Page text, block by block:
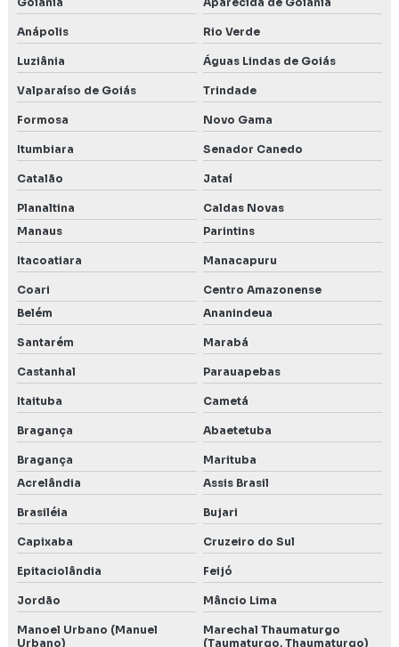
Anápolis Rio Verde
Luziânia Águas Lindas de Goiás
Valparaíso de Goiás Trindade
Formosa Novo Gama
Itumbiara Senador Canedo
Catalão Jataí
Planaltina
Caldas Novas
Manaus
Parintins
Itacoatiara Manacapuru
Coari
Centro Amazonense
Belém
Ananindeua
Santarém Marabá
Castanhal Parauapebas
Itaituba Cametá
Bragança Abaetetuba
Bragança
Marituba
Acrelândia
Assis Brasil
Brasiléia Bujari
Capixaba Cruzeiro do Sul
Epitaciolândia Feijó
Jordão Mâncio Lima
Manoel Urbano (Manuel
Urbano)
Marechal Thaumaturgo
(Taumaturgo, Thaumaturgo)